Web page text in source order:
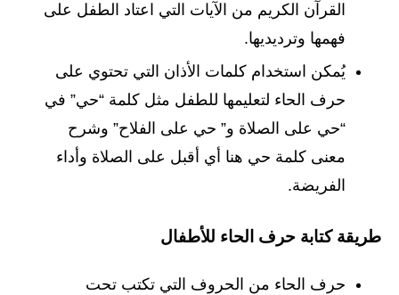
القرآن الكريم من الآيات التي اعتاد الطفل على
فهمها وترديديها.
يُمكن استخدام كلمات الأذان التي تحتوي على
حرف الحاء لتعليمها للطفل مثل كلمة “حي” في
“حي على الصلاة و” حي على الفلاح” وشرح
معنى كلمة حي هنا أي أقبل على الصلاة وأداء
الفريضة.
طريقة كتابة حرف الحاء للأطفال
حرف الحاء من الحروف التي تكتب تحت